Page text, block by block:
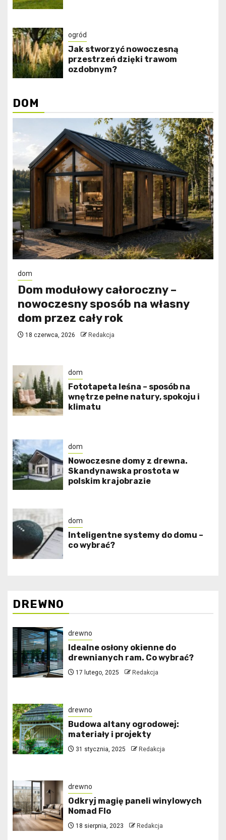
ogród
Jak stworzyć nowoczesną
przestrzeń dzięki trawom
ozdobnym?
DOM
dom
Dom modułowy całoroczny –
nowoczesny sposób na własny
dom przez cały rok
18 czerwca, 2026 Redakcja
dom
​Fototapeta leśna – sposób na
wnętrze pełne natury, spokoju i
klimatu
dom
Nowoczesne domy z drewna.
Skandynawska prostota w
polskim krajobrazie
dom
Inteligentne systemy do domu –
co wybrać?
DREWNO
drewno
Idealne osłony okienne do
drewnianych ram. Co wybrać?
17 lutego, 2025 Redakcja
drewno
Budowa altany ogrodowej:
materiały i projekty
31 stycznia, 2025 Redakcja
drewno
Odkryj magię paneli winylowych
Nomad Flo
18 sierpnia, 2023 Redakcja